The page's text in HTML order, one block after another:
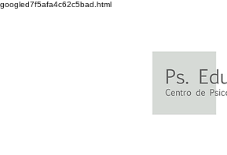
googled7f5afa4c62c5bad.html